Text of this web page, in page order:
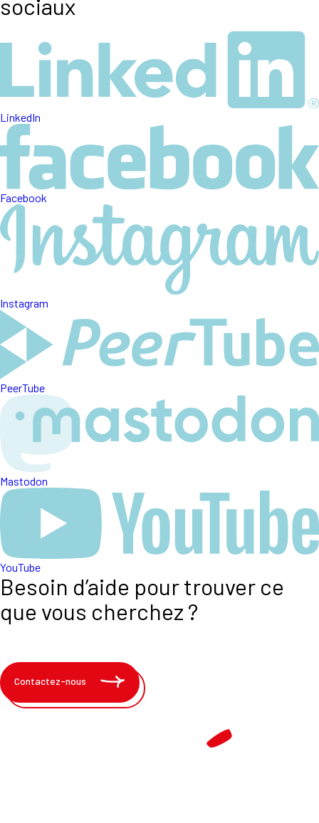
sociaux
LinkedIn
Facebook
Instagram
PeerTube
Mastodon
YouTube
Besoin d’aide pour trouver ce
que vous cherchez ?
Contactez-nous